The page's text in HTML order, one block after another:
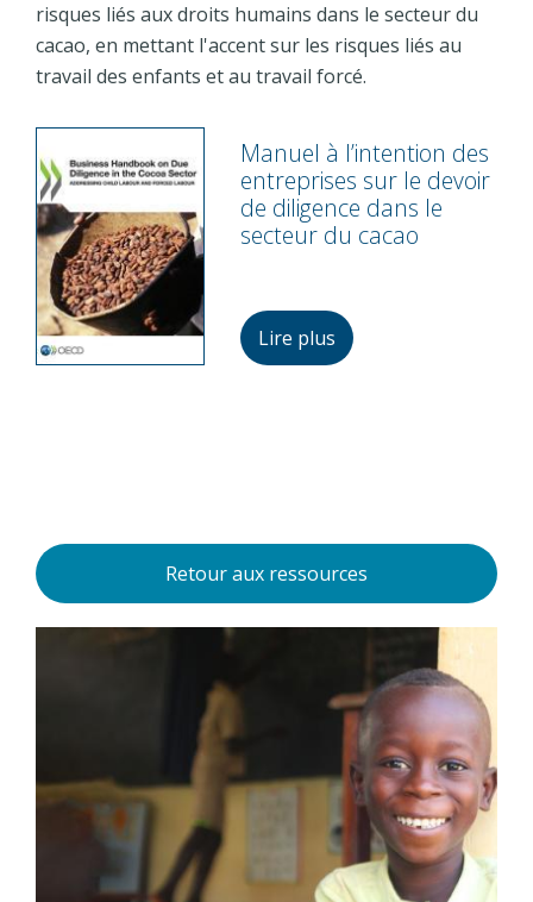
risques liés aux droits humains dans le secteur du
cacao, en mettant l'accent sur les risques liés au
travail des enfants et au travail forcé.
Manuel à l’intention des
entreprises sur le devoir
de diligence dans le
secteur du cacao
Lire plus
Retour aux ressources